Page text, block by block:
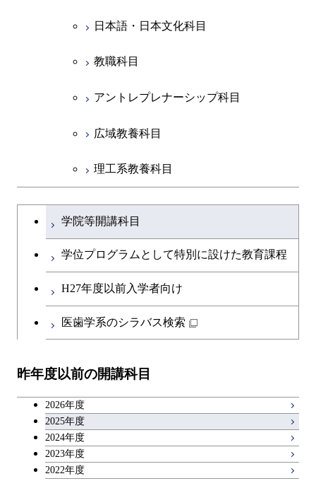
日本語・日本文化科目
教職科目
アントレプレナーシップ科目
広域教養科目
理工系教養科目
学士課程を切り替える
学院等開講科目
学位プログラムとして特別に設けた教育課程
H27年度以前入学者向け
医歯学系のシラバス検索
昨年度以前の開講科目
2026年度
2025年度
2024年度
2023年度
2022年度